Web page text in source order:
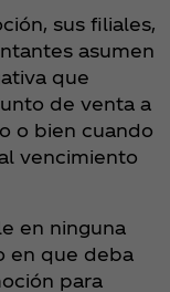
sus filiales,
asumen
que
de venta a
o bien cuando
vencimiento
en ninguna
en que deba
para